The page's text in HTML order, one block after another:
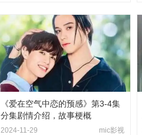
《爱在空气中恋的预感》第3-4集
分集剧情介绍，故事梗概
2024-11-29 mic影视